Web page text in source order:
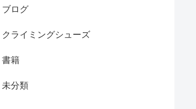
ブログ
クライミングシューズ
書籍
未分類